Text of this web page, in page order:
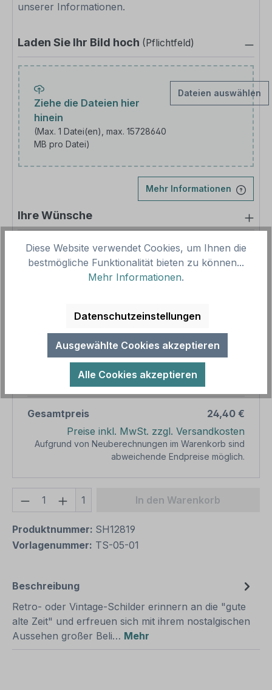
unserer Informationen.
Laden Sie Ihr Bild hoch (Pflichtfeld)
Ziehe die Dateien hier
hinein
(Max. 1 Datei(en), max. 15728640
MB pro Datei)
Dateien auswählen
Mehr Informationen
Ihre Wünsche
Lochung zur Befestigung
Produktpreis
24,40 €
Zwischensumme
24,40 €
Gesamtpreis
24,40 €
Preise inkl. MwSt. zzgl. Versandkosten
Aufgrund von Neuberechnungen im Warenkorb sind
abweichende Endpreise möglich.
Produkt Anzahl: Gib den
1 In den Warenkorb
Produktnummer: SH12819
Vorlagenummer: TS-05-01
Beschreibung
Retro- oder Vintage-Schilder erinnern an die "gute
alte Zeit" und erfreuen sich mit ihrem nostalgischen
Aussehen großer Beli… Mehr
Diese Website verwendet Cookies, um Ihnen die
bestmögliche Funktionalität bieten zu können...
Mehr Informationen.
Datenschutzeinstellungen
Ausgewählte Cookies akzeptieren
Alle Cookies akzeptieren